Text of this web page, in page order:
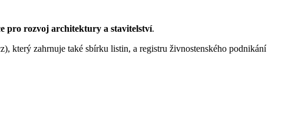
pro rozvoj architektury a stavitelství.
který zahrnuje také sbírku listin, a registru živnostenského podnikání